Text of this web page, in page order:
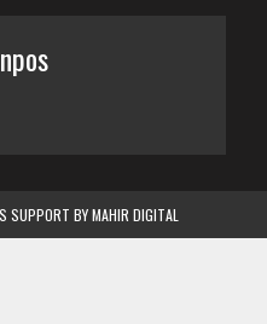
SUPPORT BYMAHIR DIGITAL